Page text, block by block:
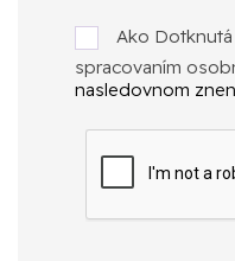
Ako
spracovaním
nasledovnom